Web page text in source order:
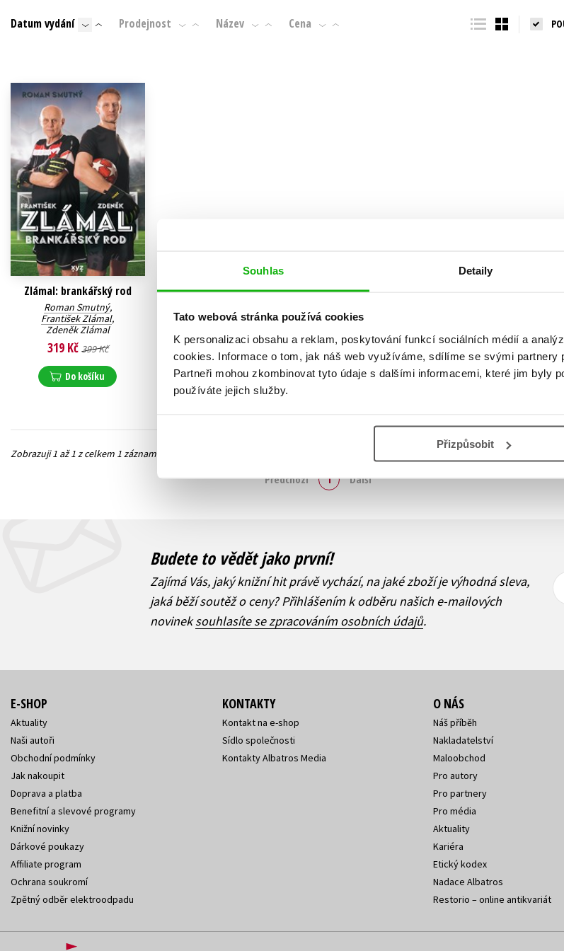
Souhlas Detaily
Tato webová stránka používá cookies
K personalizaci obsahu a reklam, poskytování funkcí sociálních médií a
cookies. Informace o tom, jak náš web využíváme, sdílíme se svými partnery
Partneři mohou zkombinovat tyto údaje s dalšími informacemi, které jim byly
používáte jejich služby.
Přizpůsobit
Beletrie pro děti
Byznys a ekonomie
Jazyky
Populárně - naučné pro děti
Young
Datum vydání Prodejnost Název Cena
Zlámal: brankářský rod
Roman Smutný,
František Zlámal,
Zdeněk Zlámal
319 Kč 399 Kč
Do košíku
Zobrazuji 1 až 1 z celkem 1 záznamů
Předchozí 1 Další
Budete to vědět jako první!
Zajímá Vás, jaký knižní hit právě vychází, na jaké zboží je výhodná sleva,
jaká běží soutěž o ceny? Přihlášením k odběru našich e-mailových
novineksouhlasíte se zpracováním osobních údajů.
E-SHOP
Aktuality
Naši autoři
Obchodní podmínky
Jak nakoupit
Doprava a platba
Benefitní a slevové programy
Knižní novinky
Dárkové poukazy
Affiliate program
Ochrana soukromí
Zpětný odběr elektroodpadu
KONTAKTY
Kontakt na e-shop
Sídlo společnosti
Kontakty Albatros Media
O NÁS
Náš příběh
Nakladatelství
Maloobchod
Pro autory
Pro partnery
Pro média
Aktuality
Kariéra
Etický kodex
Nadace Albatros
Restorio – online antikvariát